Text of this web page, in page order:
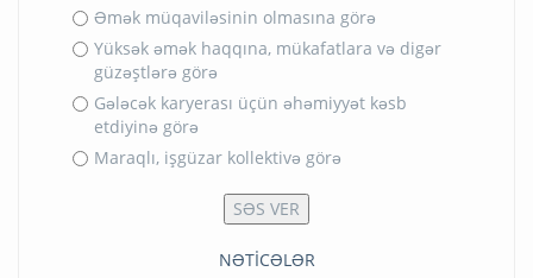
Əmək müqaviləsinin olmasına görə
Yüksək əmək haqqına, mükafatlara və digər
güzəştlərə görə
Gələcək karyerası üçün əhəmiyyət kəsb
etdiyinə görə
Maraqlı, işgüzar kollektivə görə
NƏTİCƏLƏR